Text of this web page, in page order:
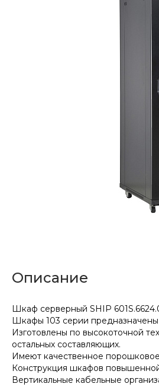
Описание
Шкаф серверный SHIP
Шкафы 103 серии предназначены
Изготовлены по высокоточной
остальных составляющих.
Имеют качественное
Конструкция шкафов
Вертикальные кабельные